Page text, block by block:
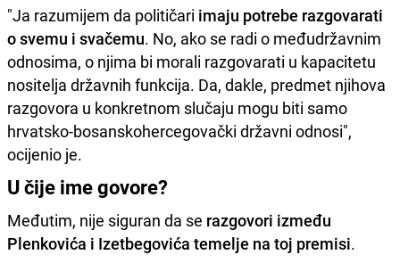
"Ja razumijem da političari imaju potrebe razgovarati
o svemu i svačemu. No, ako se radi o međudržavnim
odnosima, o njima bi morali razgovarati u kapacitetu
nositelja državnih funkcija. Da, dakle, predmet njihova
razgovora u konkretnom slučaju mogu biti samo
hrvatsko-bosanskohercegovački državni odnosi",
ocijenio je.
U čije ime govore?
Međutim, nije siguran da se razgovori između
Plenkovića i Izetbegovića temelje na toj premisi.